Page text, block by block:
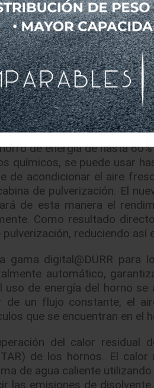
la interacción de la
limpieza EcoBell
de colores. Dürr también
25 robots de sellado de
aislantes de sonido
de costura de las partes
en la cabina de
de automóviles
y, actualmente, se utiliza
de energía de hasta
químicos, se puede usar
de acondicionar el aire
de pulverización. El
de esta manera el
Como resultado
reduciendo así
digital@DÜRR para
automático,
uso de energía del horno
de un flujo constante, el
que se encuentran en el
del calor residual
de los hornos. El calor
de agua caliente utilizando
las emisiones de